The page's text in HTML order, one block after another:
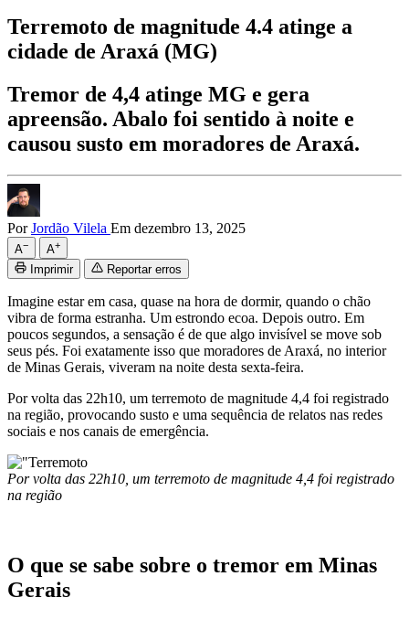
Terremoto de magnitude 4.4 atinge a
cidade de Araxá (MG)
Tremor de 4,4 atinge MG e gera
apreensão. Abalo foi sentido à noite e
causou susto em moradores de Araxá.
PorJordão Vilela Em dezembro 13, 2025
A− A+
Imprimir Reportar erros
Imagine estar em casa, quase na hora de dormir, quando o chão
vibra de forma estranha. Um estrondo ecoa. Depois outro. Em
poucos segundos, a sensação é de que algo invisível se move sob
seus pés. Foi exatamente isso que moradores de Araxá, no interior
de Minas Gerais, viveram na noite desta sexta-feira.
Por volta das 22h10, um terremoto de magnitude 4,4 foi registrado
na região, provocando susto e uma sequência de relatos nas redes
sociais e nos canais de emergência.
Por volta das 22h10, um terremoto de magnitude 4,4 foi registrado
na região
O que se sabe sobre o tremor em Minas
Gerais